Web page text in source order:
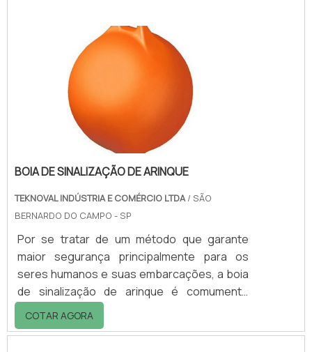
os cuidados são redobrados, devido aos
impactos ao meio ambiente que o manuseio
e descarte inapropriado podem ocasionar à
saúde dos colaboradores e da sociedade, de
um modo geral. Além da coleta adequada dos
BOIA DE SINALIZAÇÃO DE ARINQUE
TEKNOVAL INDÚSTRIA E COMÉRCIO LTDA/ SÃO
BERNARDO DO CAMPO - SP
Por se tratar de um método que garante
maior segurança principalmente para os
seres humanos e suas embarcações, a boia
de sinalização de arinque é comumente
utilizada por embarcações náuticas. A boia é
utilizada para sinalizar o local em que está
COTAR AGORA